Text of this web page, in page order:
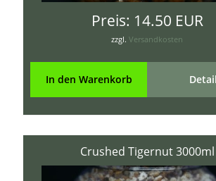
Preis: 14.50 EUR
zzgl. Versandkosten
In den Warenkorb
Crushed Tigernut 3000ml